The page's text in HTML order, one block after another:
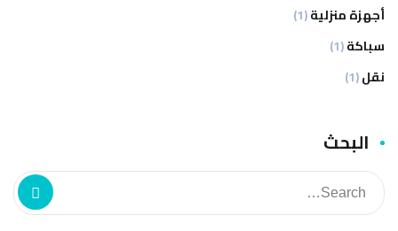
أجهزة منزلية(1)
سباكة(1)
نقل(1)
البحث